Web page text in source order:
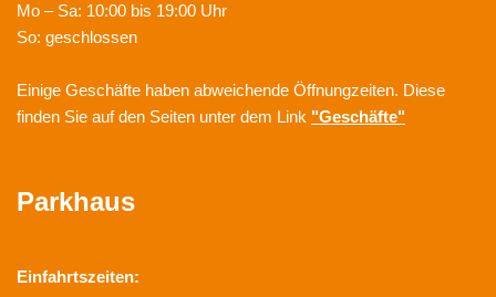
Mo – Sa: 10:00 bis 19:00 Uhr
So: geschlossen
Einige Geschäfte haben abweichende Öffnungzeiten. Diese
finden Sie auf den Seiten unter dem Link "Geschäfte"
Parkhaus
Einfahrtszeiten: